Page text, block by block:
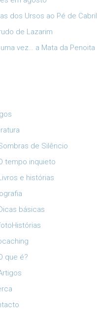
dos Ursos ao Pé de Cabril
de Lazarim
uma vez… a Mata da Penoita
de Silêncio
tempo inquieto
e histórias
básicas
que é?